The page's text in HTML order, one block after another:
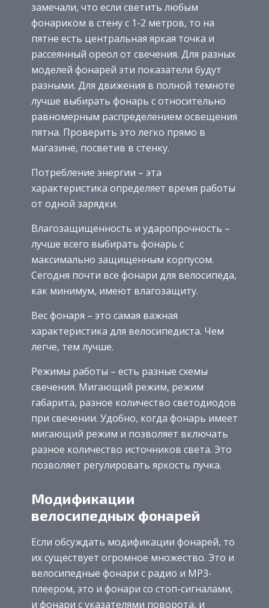
замечали, что если светить любым
фонариком в стену с 1-2 метров, то на
пятне есть центральная яркая точка и
рассеянный ореол от свечения. Для разных
моделей фонарей эти показатели будут
разными. Для движения в полной темноте
лучше выбирать фонарь с относительно
равномерным распределением освещения
пятна. Проверить это легко прямо в
магазине, посветив в стенку.
Потребление энергии – эта
характеристика определяет время работы
от одной зарядки.
Влагозащищенность и ударопрочность –
лучше всего выбирать фонарь с
максимально защищенным корпусом.
Сегодня почти все фонари для велосипеда,
как минимум, имеют влагозащиту.
Вес фонаря – это самая важная
характеристика для велосипедиста. Чем
легче, тем лучше.
Режимы работы – есть разные схемы
свечения. Мигающий режим, режим
габарита, разное количество светодиодов
при свечении. Удобно, когда фонарь имеет
мигающий режим и позволяет включать
разное количество источников света. Это
позволяет регулировать яркость пучка.
Модификации
велосипедных фонарей
Если обсуждать модификации фонарей, то
их существует огромное множество. Это и
велосипедные фонари с радио и MP3-
плеером, это и фонари со стоп-сигналами,
и фонари с указателями поворота, и